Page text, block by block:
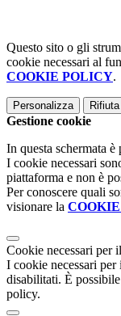
Questo sito o gli
cookie necessari al
COOKIE POLICY.
Personalizza
Gestione cookie
In questa schermata
I cookie necessari
piattaforma e non è
Per conoscere quali
visionare la
Cookie necessari per
I cookie necessari per
disabilitati. È
policy.